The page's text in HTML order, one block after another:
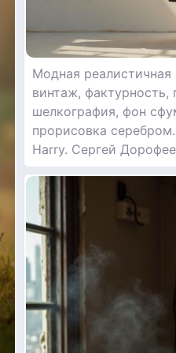
Модная реалистичная
винтаж, фактурность,
шелкография, фон
прорисовка
Harry. Сергей